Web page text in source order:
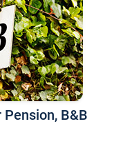
B&B